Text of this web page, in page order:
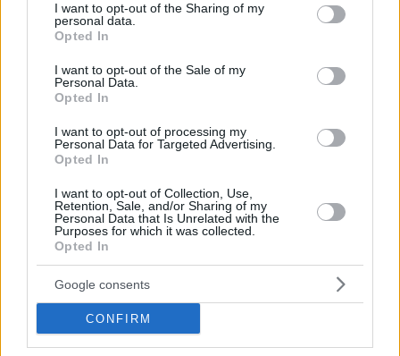
not limited to your visit or usage behaviour. You may click to
grant or deny consent to Google and its third-party tags to
use your data for below specified purposes in below Google
consent section.
I want to opt-out of the Sharing of my
personal data.
Opted In
I want to opt-out of the Sale of my
Personal Data.
Opted In
I want to opt-out of processing my
Personal Data for Targeted Advertising.
Opted In
I want to opt-out of Collection, Use,
Retention, Sale, and/or Sharing of my
Personal Data that Is Unrelated with the
Purposes for which it was collected.
Opted In
Google consents
CONFIRM
Κοινοποιήστε
Προηγούμενη
Το Καρφί
Επόμενη
Το Παρασκήνιο